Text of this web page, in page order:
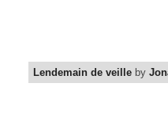
Lendemain de veille by